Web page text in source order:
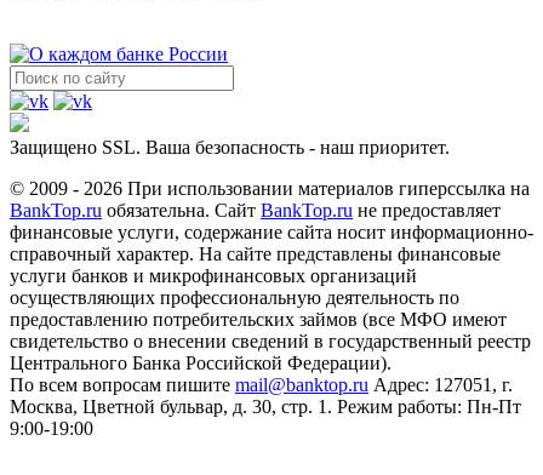
Защищено SSL. Ваша безопасность - наш приоритет.
© 2009 - 2026 При использовании материалов гиперссылка на
BankTop.ru обязательна. Сайт BankTop.ru не предоставляет
финансовые услуги, содержание сайта носит информационно-
справочный характер. На сайте представлены финансовые
услуги банков и микрофинансовых организаций
осуществляющих профессиональную деятельность по
предоставлению потребительских займов (все МФО имеют
свидетельство о внесении сведений в государственный реестр
Центрального Банка Российской Федерации).
По всем вопросам пишите mail@banktop.ru Адрес: 127051, г.
Москва, Цветной бульвар, д. 30, стр. 1. Режим работы: Пн-Пт
9:00-19:00